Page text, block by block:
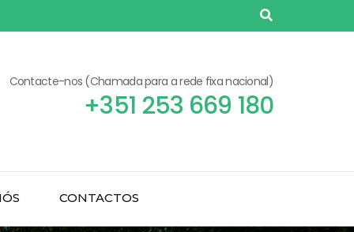
Contacte-nos (Chamada para a rede fixa nacional)
+351 253 669 180
CONTACTOS